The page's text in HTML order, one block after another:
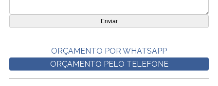
ORÇAMENTO POR WHATSAPP
ORÇAMENTO PELO TELEFONE